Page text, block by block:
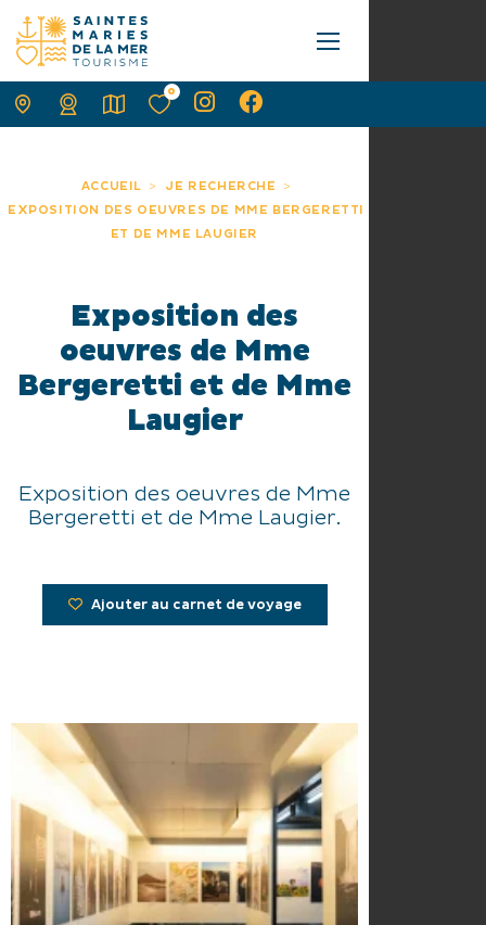
ACCUEIL
JE RECHERCHE
EXPOSITION DES OEUVRES DE MME BERGERETTI
ET DE MME LAUGIER
Exposition des
oeuvres de Mme
Bergeretti et de Mme
Laugier
Exposition des oeuvres de Mme
Bergeretti et de Mme Laugier.
Ajouter au carnet de voyage
0